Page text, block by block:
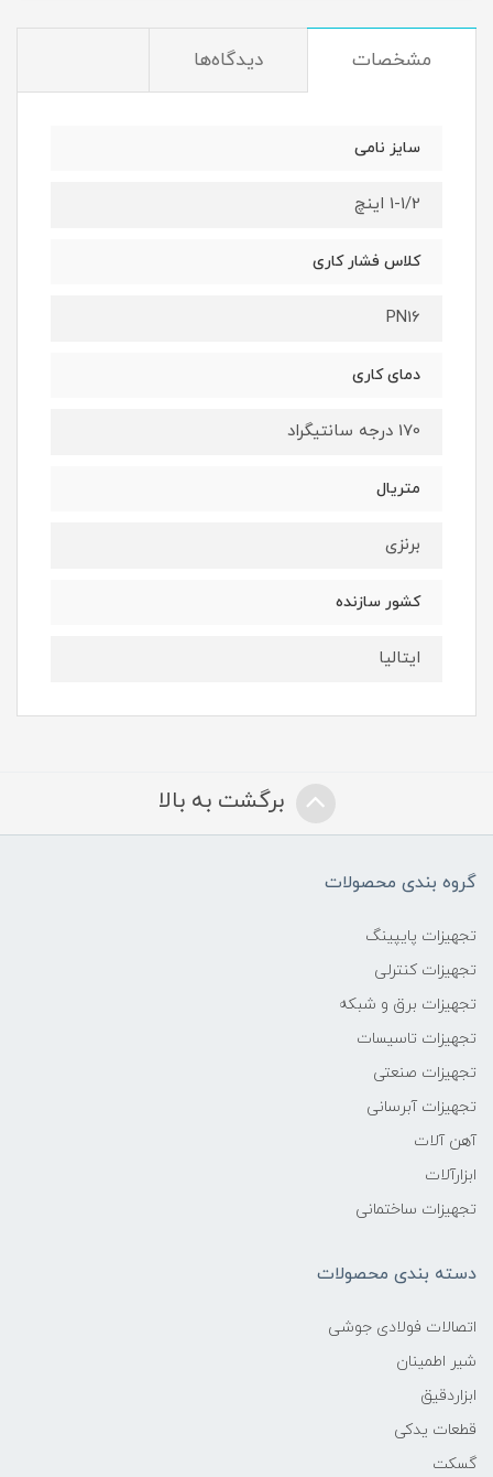
مشخصات دیدگاه‌ها
سایز نامی
1-1/2 اینچ
کلاس فشار کاری
PN16
دمای کاری
170 درجه سانتیگراد
متریال
برنزی
کشور سازنده
ایتالیا
برگشت به بالا
گروه بندی محصولات
تجهیزات پایپینگ
تجهیزات کنترلی
تجهیزات برق و شبکه
تجهیزات تاسیسات
تجهیزات صنعتی
تجهیزات آبرسانی
آهن آلات
ابزارآلات
تجهیزات ساختمانی
دسته بندی محصولات
اتصالات فولادی جوشی
شیر اطمینان
ابزاردقیق
قطعات یدکی
گسکت